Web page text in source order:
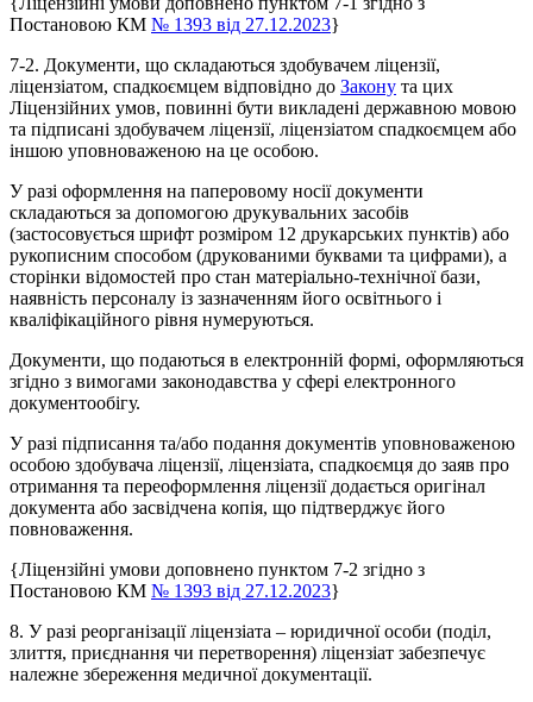
Постановою КМ № 1393 від 27.12.2023}
7-2. Документи, що складаються здобувачем ліцензії,
ліцензіатом, спадкоємцем відповідно до Закону та цих
Ліцензійних умов, повинні бути викладені державною мовою
та підписані здобувачем ліцензії, ліцензіатом спадкоємцем або
іншою уповноваженою на це особою.
У разі оформлення на паперовому носії документи
складаються за допомогою друкувальних засобів
(застосовується шрифт розміром 12 друкарських пунктів) або
рукописним способом (друкованими буквами та цифрами), а
сторінки відомостей про стан матеріально-технічної бази,
наявність персоналу із зазначенням його освітнього і
кваліфікаційного рівня нумеруються.
Документи, що подаються в електронній формі, оформляються
згідно з вимогами законодавства у сфері електронного
документообігу.
У разі підписання та/або подання документів уповноваженою
особою здобувача ліцензії, ліцензіата, спадкоємця до заяв про
отримання та переоформлення ліцензії додається оригінал
документа або засвідчена копія, що підтверджує його
повноваження.
{Ліцензійні умови доповнено пунктом 7-2 згідно з
Постановою КМ № 1393 від 27.12.2023}
8. У разі реорганізації ліцензіата – юридичної особи (поділ,
злиття, приєднання чи перетворення) ліцензіат забезпечує
належне збереження медичної документації.